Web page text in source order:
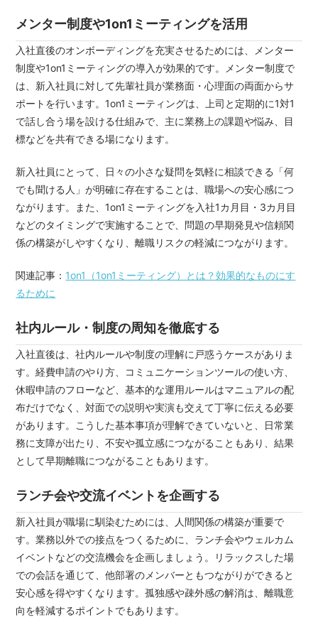
メンター制度や1on1ミーティングを活用
入社直後のオンボーディングを充実させるためには、メンター
制度や1on1ミーティングの導入が効果的です。メンター制度で
は、新入社員に対して先輩社員が業務面・心理面の両面からサ
ポートを行います。1on1ミーティングは、上司と定期的に1対1
で話し合う場を設ける仕組みで、主に業務上の課題や悩み、目
標などを共有できる場になります。
新入社員にとって、日々の小さな疑問を気軽に相談できる「何
でも聞ける人」が明確に存在することは、職場への安心感につ
ながります。また、1on1ミーティングを入社1カ月目・3カ月目
などのタイミングで実施することで、問題の早期発見や信頼関
係の構築がしやすくなり、離職リスクの軽減につながります。
関連記事： 1on1（1on1ミーティング）とは？効果的なものにす
るために
社内ルール・制度の周知を徹底する
入社直後は、社内ルールや制度の理解に戸惑うケースがありま
す。経費申請のやり方、コミュニケーションツールの使い方、
休暇申請のフローなど、基本的な運用ルールはマニュアルの配
布だけでなく、対面での説明や実演も交えて丁寧に伝える必要
があります。こうした基本事項が理解できていないと、日常業
務に支障が出たり、不安や孤立感につながることもあり、結果
として早期離職につながることもあります。
ランチ会や交流イベントを企画する
新入社員が職場に馴染むためには、人間関係の構築が重要で
す。業務以外での接点をつくるために、ランチ会やウェルカム
イベントなどの交流機会を企画しましょう。リラックスした場
での会話を通じて、他部署のメンバーともつながりができると
安心感を得やすくなります。孤独感や疎外感の解消は、離職意
向を軽減するポイントでもあります。